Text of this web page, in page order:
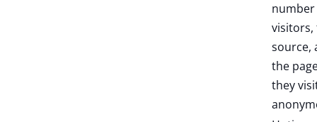
source,
the
they